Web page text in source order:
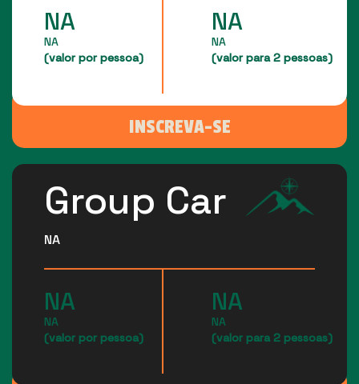
NA
NA
(valor por pessoa)
NA
NA
(valor para 2 pessoas)
INSCREVA-SE
Group Car
NA
NA
NA
(valor por pessoa)
NA
NA
(valor para 2 pessoas)